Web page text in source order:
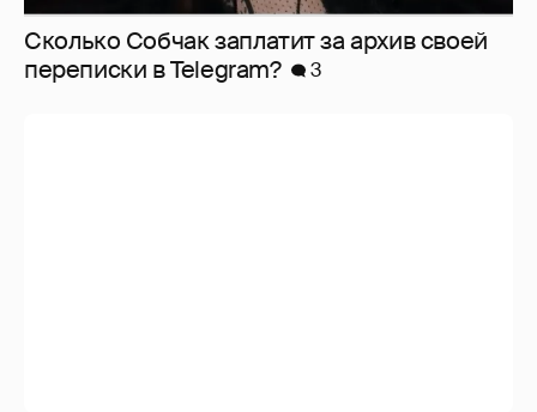
Сколько Собчак заплатит за архив своей
перeписки в Telegram?
3